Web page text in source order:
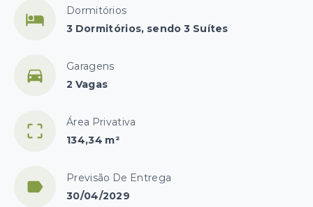
Dormitórios
3 Dormitórios, sendo 3 Suítes
Garagens
2 Vagas
Área Privativa
134,34 m²
Previsão De Entrega
30/04/2029